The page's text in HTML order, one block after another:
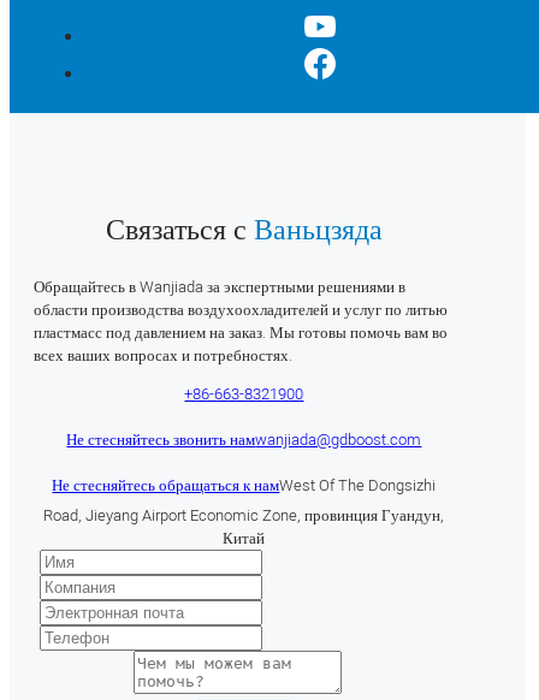
Связаться с Ваньцзяда
Обращайтесь в Wanjiada за экспертными решениями в
области производства воздухоохладителей и услуг по литью
пластмасс под давлением на заказ. Мы готовы помочь вам во
всех ваших вопросах и потребностях.
+86-663-8321900
Не стесняйтесь звонить намwanjiada@gdboost.com
Не стесняйтесь обращаться к намWest Of The Dongsizhi
Road, Jieyang Airport Economic Zone, провинция Гуандун,
Китай